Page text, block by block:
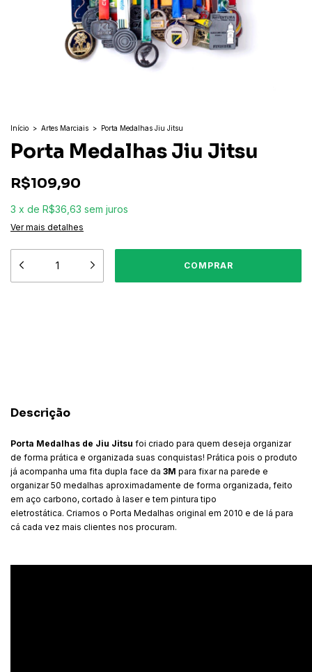
Início > Artes Marciais > Porta Medalhas Jiu Jitsu
Porta Medalhas Jiu Jitsu
R$109,90
3 x de R$36,63 sem juros
Ver mais detalhes
Descrição
Porta Medalhas de Jiu Jitsu foi criado para quem deseja organizar
de forma prática e organizada suas conquistas! Prática pois o produto
já acompanha uma fita dupla face da 3M para fixar na parede e
organizar 50 medalhas aproximadamente de forma organizada, feito
em aço carbono, cortado à laser e tem pintura tipo
eletrostática. Criamos o Porta Medalhas original em 2010 e de lá para
cá cada vez mais clientes nos procuram.